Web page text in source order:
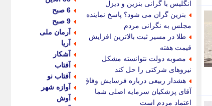
انگلیس با گرانی بنزین و دیزل
بنزین گران می شود؟ پاسخ نماینده
مجلس به نگرانی مردم
طلا در مسیر ثبت بالاترین افزایش
قیمت هفته
مصوبه دولت نتوانسته مشکل
نیروهای شرکتی را حل کند
هشدار ربیعی درباره فرسایش وفاق؛
آقای پزشکیان سرمایه اصلی شما
اعتماد مردم است
6 صبح
9 صبح
آرمان ملی
آریا
آشکار
آفتاب
آفتاب نو
آوازه شهر
آوش